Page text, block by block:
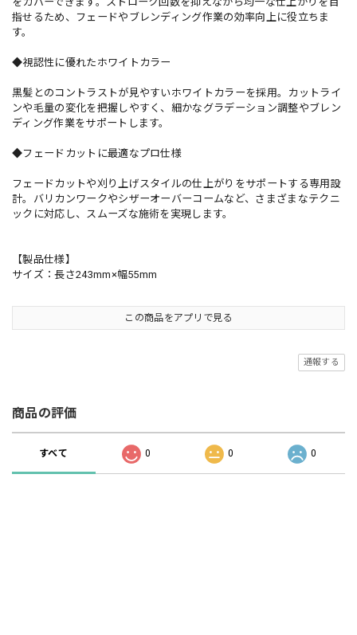
指せるため、フェードやブレンディング作業の効率向上に役立ちま
す。
◆視認性に優れたホワイトカラー
黒髪とのコントラストが見やすいホワイトカラーを採用。カットライ
ンや毛量の変化を把握しやすく、細かなグラデーション調整やブレン
ディング作業をサポートします。
◆フェードカットに最適なプロ仕様
フェードカットや刈り上げスタイルの仕上がりをサポートする専用設
計。バリカンワークやシザーオーバーコームなど、さまざまなテクニ
ックに対応し、スムーズな施術を実現します。
【製品仕様】
サイズ：長さ243mm×幅55mm
この商品をアプリで見る
通報する
商品の評価
すべて 0 0 0